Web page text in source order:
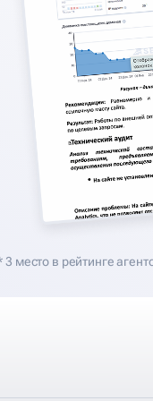
3 место в рейтинге